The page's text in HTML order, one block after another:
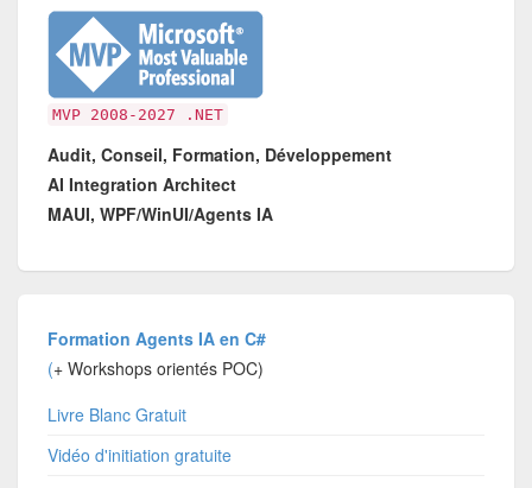
MVP 2008-2027 .NET
Audit, Conseil, Formation, Développement
AI Integration Architect
MAUI, WPF/WinUI/Agents IA
Formation Agents IA en C#
(+ Workshops orientés POC)
Livre Blanc Gratuit
Vidéo d'initiation gratuite